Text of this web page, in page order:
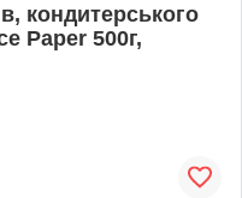
кондитерського
Paper 500г,